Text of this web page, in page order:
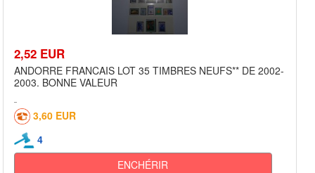
2,52 EUR
ANDORRE FRANCAIS LOT 35 TIMBRES NEUFS** DE 2002-
2003. BONNE VALEUR
3,60 EUR
4
ENCHÉRIR